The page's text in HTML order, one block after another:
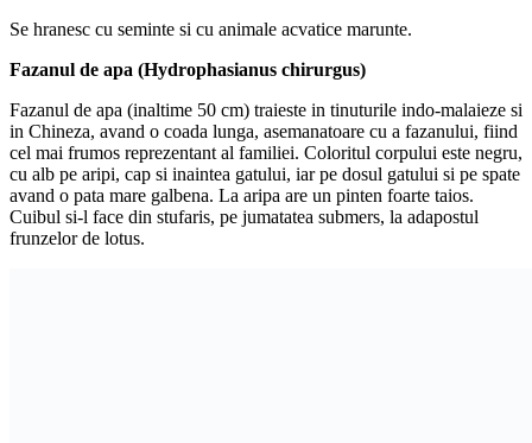
Se hranesc cu seminte si cu animale acvatice marunte.
Fazanul de apa (Hydrophasianus chirurgus)
Fazanul de apa (inaltime 50 cm) traieste in tinuturile indo-malaieze si
in Chineza, avand o coada lunga, asemanatoare cu a fazanului, fiind
cel mai frumos reprezentant al familiei. Coloritul corpului este negru,
cu alb pe aripi, cap si inaintea gatului, iar pe dosul gatului si pe spate
avand o pata mare galbena. La aripa are un pinten foarte taios.
Cuibul si-l face din stufaris, pe jumatatea submers, la adapostul
frunzelor de lotus.